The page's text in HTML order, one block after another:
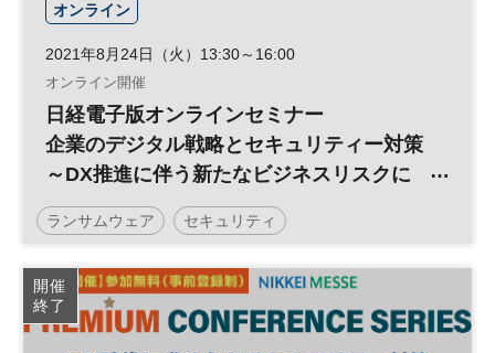
オンライン
2021年8月24日（火）13:30～16:00
オンライン開催
日経電子版オンラインセミナー
企業のデジタル戦略とセキュリティー対策
～DX推進に伴う新たなビジネスリスクに
立ち向かう！～
ランサムウェア セキュリティ
デジタルトランスフォーメーション
サイバーセキュリティ リスクマネジメント
開催
終了